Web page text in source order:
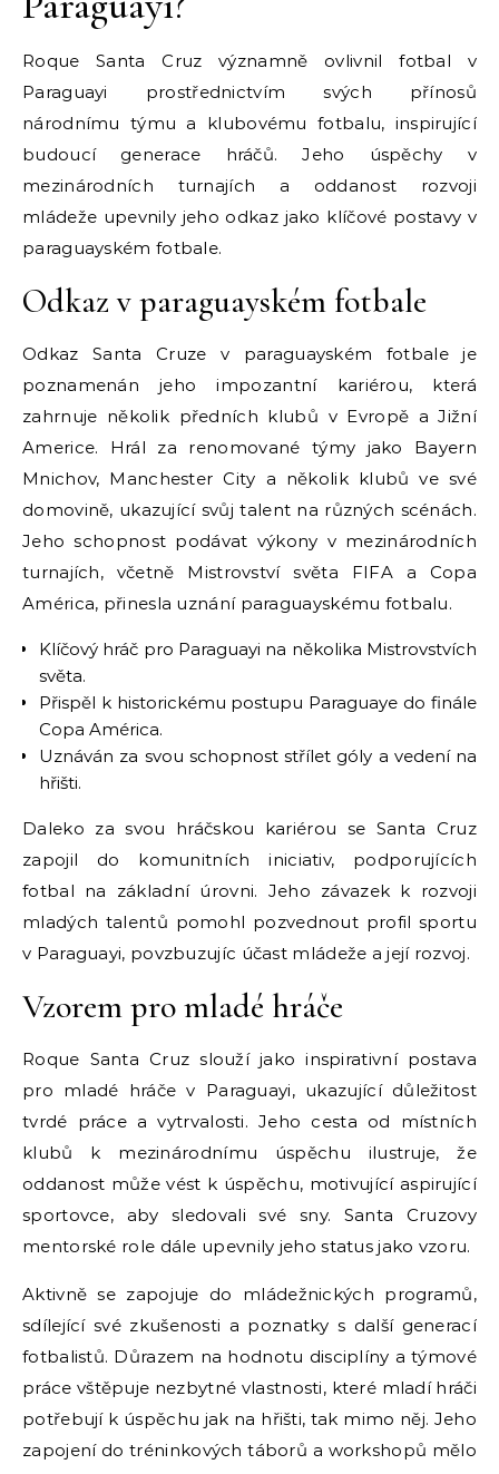
Roque Santa Cruz významně ovlivnil fotbal v
Paraguayi prostřednictvím svých přínosů
národnímu týmu a klubovému fotbalu, inspirující
budoucí generace hráčů. Jeho úspěchy v
mezinárodních turnajích a oddanost rozvoji
mládeže upevnily jeho odkaz jako klíčové postavy v
paraguayském fotbale.
Odkaz v paraguayském fotbale
Odkaz Santa Cruze v paraguayském fotbale je
poznamenán jeho impozantní kariérou, která
zahrnuje několik předních klubů v Evropě a Jižní
Americe. Hrál za renomované týmy jako Bayern
Mnichov, Manchester City a několik klubů ve své
domovině, ukazující svůj talent na různých scénách.
Jeho schopnost podávat výkony v mezinárodních
turnajích, včetně Mistrovství světa FIFA a Copa
América, přinesla uznání paraguayskému fotbalu.
Klíčový hráč pro Paraguayi na několika Mistrovstvích
světa.
Přispěl k historickému postupu Paraguaye do finále
Copa América.
Uznáván za svou schopnost střílet góly a vedení na
hřišti.
Daleko za svou hráčskou kariérou se Santa Cruz
zapojil do komunitních iniciativ, podporujících
fotbal na základní úrovni. Jeho závazek k rozvoji
mladých talentů pomohl pozvednout profil sportu
v Paraguayi, povzbuzujíc účast mládeže a její rozvoj.
Vzorem pro mladé hráče
Roque Santa Cruz slouží jako inspirativní postava
pro mladé hráče v Paraguayi, ukazující důležitost
tvrdé práce a vytrvalosti. Jeho cesta od místních
klubů k mezinárodnímu úspěchu ilustruje, že
oddanost může vést k úspěchu, motivující aspirující
sportovce, aby sledovali své sny. Santa Cruzovy
mentorské role dále upevnily jeho status jako vzoru.
Aktivně se zapojuje do mládežnických programů,
sdílející své zkušenosti a poznatky s další generací
fotbalistů. Důrazem na hodnotu disciplíny a týmové
práce vštěpuje nezbytné vlastnosti, které mladí hráči
potřebují k úspěchu jak na hřišti, tak mimo něj. Jeho
zapojení do tréninkových táborů a workshopů mělo